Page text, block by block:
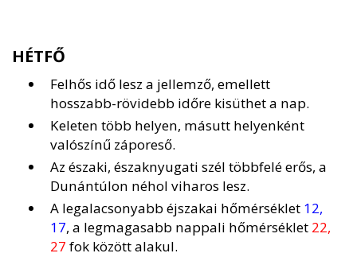
HÉTFŐ
Felhős idő lesz a jellemző, emellett
hosszabb-rövidebb időre kisüthet a nap.
Keleten több helyen, másutt helyenként
valószínű záporeső.
Az északi, északnyugati szél többfelé erős, a
Dunántúlon néhol viharos lesz.
A legalacsonyabb éjszakai hőmérséklet 12,
17, a legmagasabb nappali hőmérséklet 22,
27 fok között alakul.